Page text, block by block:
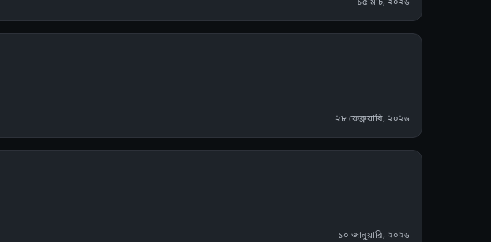
১৫ মার্চ, ২০২৬
২৮ ফেব্রুয়ারি, ২০২৬
১০ জানুয়ারি, ২০২৬